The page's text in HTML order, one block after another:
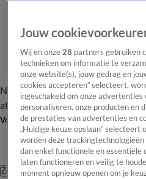
Nieuws van de DagOpinie van de
afleveringVideo's Nieuws van de
Volg Nieuws van de Dag
Zoeken
Jouw
Wij en onze28 partners gebruiken
technieken om informatie te
onze website(s), jouw gedrag en
cookies accepteren” selecteert,
ingeschakeld om onze
personaliseren, onze producten en
de prestaties van advertenties en
„Huidige keuze opslaan”
worden deze
dan enkel functionele en essentiële
laten functioneren en veilig te
moment opnieuw openen om je